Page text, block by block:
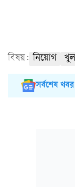
বিষয়: নিয়োগ
সর্বশেষ